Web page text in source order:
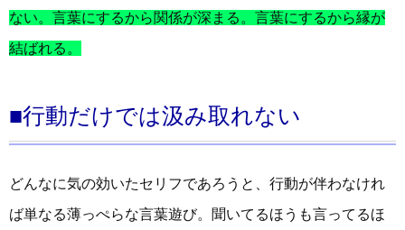
ない。言葉にするから関係が深まる。言葉にするから縁が
結ばれる。
■行動だけでは汲み取れない
どんなに気の効いたセリフであろうと、行動が伴わなけれ
ば単なる薄っぺらな言葉遊び。聞いてるほうも言ってるほ